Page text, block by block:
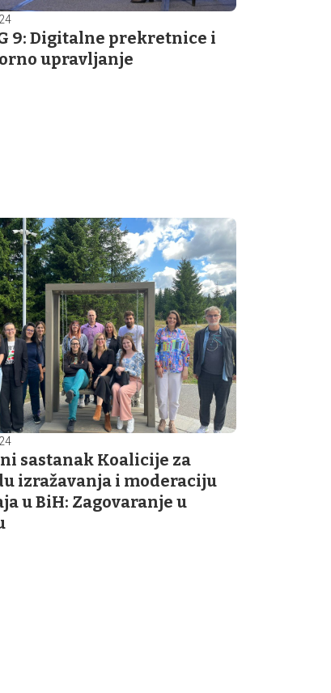
9: Digitalne prekretnice i
upravljanje
sastanak Koalicije za
izražavanja i moderaciju
u BiH: Zagovaranje u